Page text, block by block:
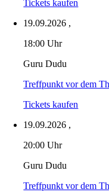
Tickets kaufen
19.09.2026 ,
18:00 Uhr
Guru Dudu
Treffpunkt vor dem
Tickets kaufen
19.09.2026 ,
20:00 Uhr
Guru Dudu
Treffpunkt vor dem